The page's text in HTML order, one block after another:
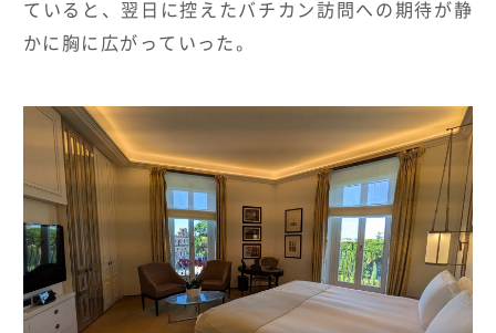
ていると、翌日に控えたバチカン訪問への期待が静
かに胸に広がっていった。